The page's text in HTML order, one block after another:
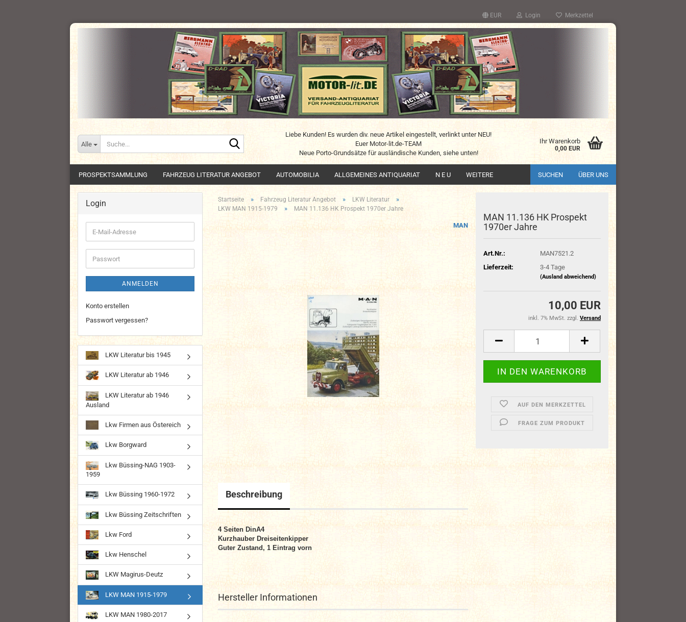
EUR Login Merkzettel
Alle
Liebe Kunden! Es wurden div. neue Artikel eingestellt, verlinkt unter NEU!
Euer Motor-lit.de-TEAM
Neue Porto-Grundsätze für ausländische Kunden, siehe unten!
Ihr Warenkorb
0,00 EUR
PROSPEKTSAMMLUNG FAHRZEUG LITERATUR ANGEBOT AUTOMOBILIA ALLGEMEINES ANTIQUARIAT N E U SUCHEN ÜBER UNS
WEITERE
Startseite » Fahrzeug Literatur Angebot » LKW Literatur »
LKW MAN 1915-1979 » MAN 11.136 HK Prospekt 1970er Jahre
MAN
MAN 11.136 HK Prospekt
1970er Jahre
Art.Nr.:
MAN7521.2
Lieferzeit:
3-4 Tage
(Ausland abweichend)
10,00 EUR
inkl. 7% MwSt. zzgl. Versand
AUF DEN MERKZETTEL
FRAGE ZUM PRODUKT
Beschreibung
4 Seiten DinA4
Kurzhauber Dreiseitenkipper
Guter Zustand, 1 Eintrag vorn
Hersteller Informationen
Login
E-
Mail-
Adresse
Passwort
ANMELDEN
Konto erstellen
Passwort vergessen?
LKW Literatur bis 1945
LKW Literatur ab 1946
LKW Literatur ab 1946
Ausland
Lkw Firmen aus Östereich
Lkw Borgward
Lkw Büssing-NAG 1903-
1959
Lkw Büssing 1960-1972
Lkw Büssing Zeitschriften
Lkw Ford
Lkw Henschel
LKW Magirus-Deutz
LKW MAN 1915-1979
LKW MAN 1980-2017